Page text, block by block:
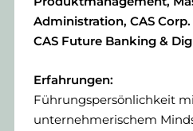
Administration, CAS
CAS Future Banking &
Erfahrungen:
Führungspersönlichkeit
unternehmerischem